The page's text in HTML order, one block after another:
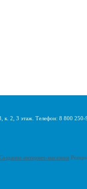
к. 2, 3 этаж. Телефон: 8 800
интернет-магазина